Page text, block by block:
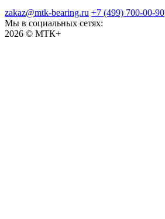
zakaz@mtk-bearing.ru +7 (499) 700-00-90
Мы в социальных сетях:
2026 © МТК+